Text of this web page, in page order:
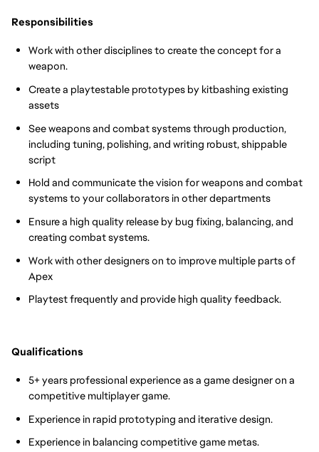
Responsibilities
Work with other disciplines to create the concept for a
weapon.
Create a playtestable prototypes by kitbashing existing
assets
See weapons and combat systems through production,
including tuning, polishing, and writing robust, shippable
script
Hold and communicate the vision for weapons and combat
systems to your collaborators in other departments
Ensure a high quality release by bug fixing, balancing, and
creating combat systems.
Work with other designers on to improve multiple parts of
Apex
Playtest frequently and provide high quality feedback.
Qualifications
5+ years professional experience as a game designer on a
competitive multiplayer game.
Experience in rapid prototyping and iterative design.
Experience in balancing competitive game metas.